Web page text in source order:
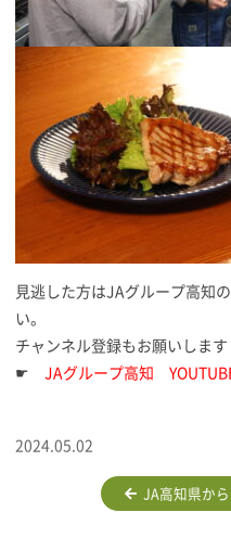
見逃した方はJAグループ高知
い。
チャンネル登録もお願いします
☛ JAグループ高知
2024.05.02
JA高知県から